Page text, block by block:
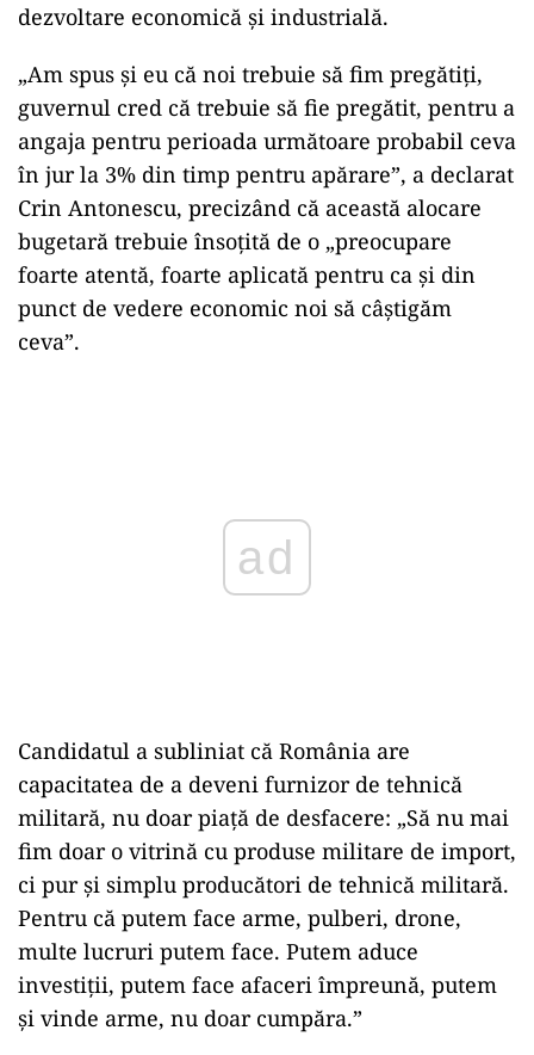
dezvoltare economică și industrială.
„Am spus și eu că noi trebuie să fim pregătiți,
guvernul cred că trebuie să fie pregătit, pentru a
angaja pentru perioada următoare probabil ceva
în jur la 3% din timp pentru apărare”, a declarat
Crin Antonescu, precizând că această alocare
bugetară trebuie însoțită de o „preocupare
foarte atentă, foarte aplicată pentru ca și din
punct de vedere economic noi să câștigăm
ceva”.
Candidatul a subliniat că România are
capacitatea de a deveni furnizor de tehnică
militară, nu doar piață de desfacere: „Să nu mai
fim doar o vitrină cu produse militare de import,
ci pur și simplu producători de tehnică militară.
Pentru că putem face arme, pulberi, drone,
multe lucruri putem face. Putem aduce
investiții, putem face afaceri împreună, putem
și vinde arme, nu doar cumpăra.”